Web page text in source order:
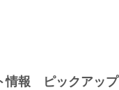
情報 ピックアップ